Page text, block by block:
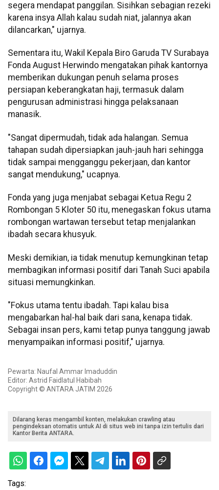
segera mendapat panggilan. Sisihkan sebagian rezeki
karena insya Allah kalau sudah niat, jalannya akan
dilancarkan," ujarnya.
Sementara itu, Wakil Kepala Biro Garuda TV Surabaya
Fonda August Herwindo mengatakan pihak kantornya
memberikan dukungan penuh selama proses
persiapan keberangkatan haji, termasuk dalam
pengurusan administrasi hingga pelaksanaan
manasik.
"Sangat dipermudah, tidak ada halangan. Semua
tahapan sudah dipersiapkan jauh-jauh hari sehingga
tidak sampai mengganggu pekerjaan, dan kantor
sangat mendukung," ucapnya.
Fonda yang juga menjabat sebagai Ketua Regu 2
Rombongan 5 Kloter 50 itu, menegaskan fokus utama
rombongan wartawan tersebut tetap menjalankan
ibadah secara khusyuk.
Meski demikian, ia tidak menutup kemungkinan tetap
membagikan informasi positif dari Tanah Suci apabila
situasi memungkinkan.
"Fokus utama tentu ibadah. Tapi kalau bisa
mengabarkan hal-hal baik dari sana, kenapa tidak.
Sebagai insan pers, kami tetap punya tanggung jawab
menyampaikan informasi positif," ujarnya.
Pewarta: Naufal Ammar Imaduddin
Editor: Astrid Faidlatul Habibah
Copyright © ANTARA JATIM 2026
Dilarang keras mengambil konten, melakukan crawling atau
pengindeksan otomatis untuk AI di situs web ini tanpa izin tertulis dari
Kantor Berita ANTARA.
Tags: